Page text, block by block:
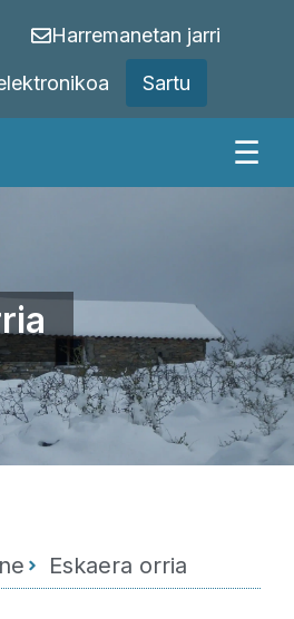
Harremanetan jarri
Sartu
☰
Eskaera orria